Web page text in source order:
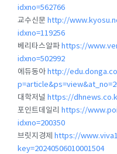
idxno=562766
교수신문 http://
idxno=119256
베리타스알파 https://
idxno=502992
에듀동아 http://
대학저널 https://
포인트데일리 https://
idxno=200350
브릿지경제
https://
key=20240506010001504